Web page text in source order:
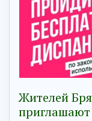
Жителей